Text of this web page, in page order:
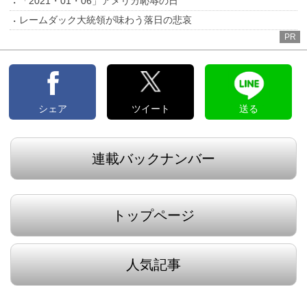
レームダック大統領が味わう落日の悲哀
PR
シェア ツイート 送る
連載バックナンバー
トップページ
人気記事